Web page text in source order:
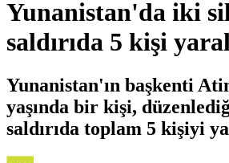
Yunanistan'da iki
saldırıda 5 kişi
Yunanistan'ın başkenti
yaşında bir kişi,
saldırıda toplam 5 kişiyi